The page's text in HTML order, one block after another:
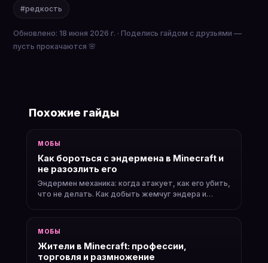
#редкость
Обновлено: 18 июня 2026 г. · Поделись гайдом с друзьями —
пусть прокачаются 🌸
Похожие гайды
МОБЫ
Как бороться с эндермена в Minecraft и
не разозлить его
Эндермен механика: когда атакует, как его убить,
что не делать. Как добыть жемчуг эндера и
МОБЫ
Жители в Minecraft: профессии,
торговля и размножение